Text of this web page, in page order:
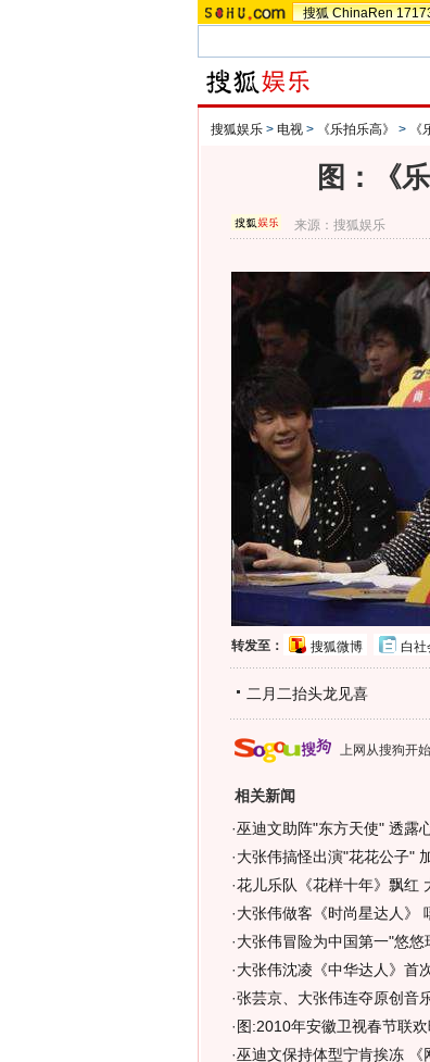
搜狐 ChinaRen
搜狐娱乐 > 电视 > 《乐拍乐高》 >
图：《
来源：搜狐娱乐
转发至： 搜狐微博 白社
二月二抬头龙见喜
上网从搜狗开始
相关新闻
·巫迪文助阵"东方天使" 透露
·大张伟搞怪出演"花花公子"
·花儿乐队《花样十年》飘红
·大张伟做客《时尚星达人》
·大张伟冒险为中国第一"悠
·大张伟沈凌《中华达人》首
·张芸京、大张伟连夺原创音
· 图:2010年安徽卫视春节联
·巫迪文保持体型宁肯挨冻 《